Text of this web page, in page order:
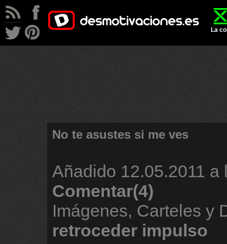
La
No te asustes si me ves
Añadido 12.05.2011 a
Comentar(4)
Imágenes, Carteles y
retroceder impulso